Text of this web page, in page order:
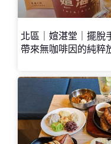
北區｜媗湛堂｜擺脫
帶來無咖啡因的純粹